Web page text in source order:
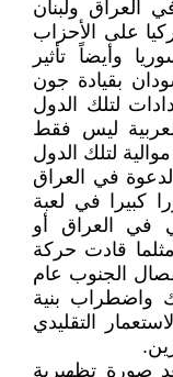
العراق ولبنان
على الأحزاب
وأيضاً تأثير
بقيادة جون
لتلك الدول
ليس فقط
لتلك الدول
في العراق
كبيرا في لعبة
في العراق أو
مثلما قادت حركة
الجنوب عام
واضطراب بنية
التقليدي
عام 2003 وما بعد صورة تظهيرية